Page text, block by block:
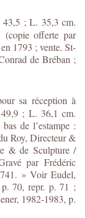
43,5 ; L. 35,3 cm.
(copie offerte par
1793 ; vente. St-
de Bréban ;
sa réception à
49,9 ; L. 36,1 cm.
de l’estampe :
Roy, Directeur &
& de Sculpture /
par Frédéric
» Voir Eudel,
70, repr. p. 71 ;
1982-1983, p.